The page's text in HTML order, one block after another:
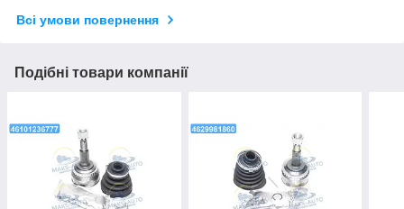
Всі умови повернення
Подібні товари компанії